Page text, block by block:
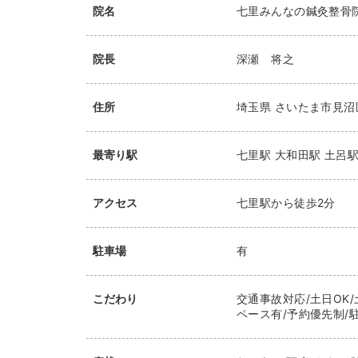
院名 七里みんなの鍼灸整骨
院長 深瀬 将之
住所 埼玉県 さいたま市見沼
最寄り駅 七里駅 大和田駅 土呂
アクセス 七里駅から徒歩2分
駐車場 有
こだわり
交通事故対応/土日
ペース有/予約優先制/